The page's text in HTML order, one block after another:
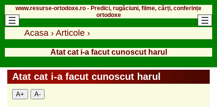
www.resurse-ortodoxe.ro - Predici, rugăciuni, filme, cărți, conferințe
ortodoxe
Acasa › Articole ›
Atat cat i-a facut cunoscut harul
Atat cat i-a facut cunoscut harul
A+ A-